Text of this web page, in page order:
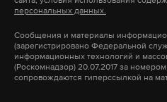
персональных данных.
Сообщения и материалы
(зарегистрировано Федеральной
информационных технологий и
(Роскомнадзор) 20.07.2017 за
сопровождаются гиперссылкой на